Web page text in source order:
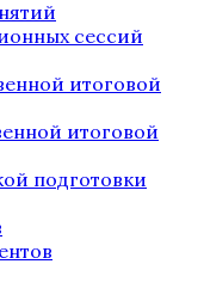
сессий
итоговой
итоговой
подготовки